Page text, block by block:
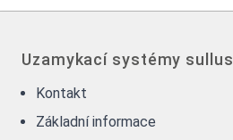
Uzamykací systémy sullus
Kontakt
Základní informace